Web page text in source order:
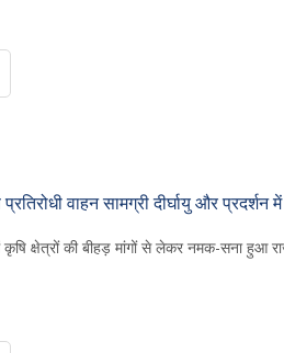
वाहन सामग्री दीर्घायु और प्रदर्शन
कृषि क्षेत्रों की बीहड़ मांगों से लेकर नमक-सना हुआ